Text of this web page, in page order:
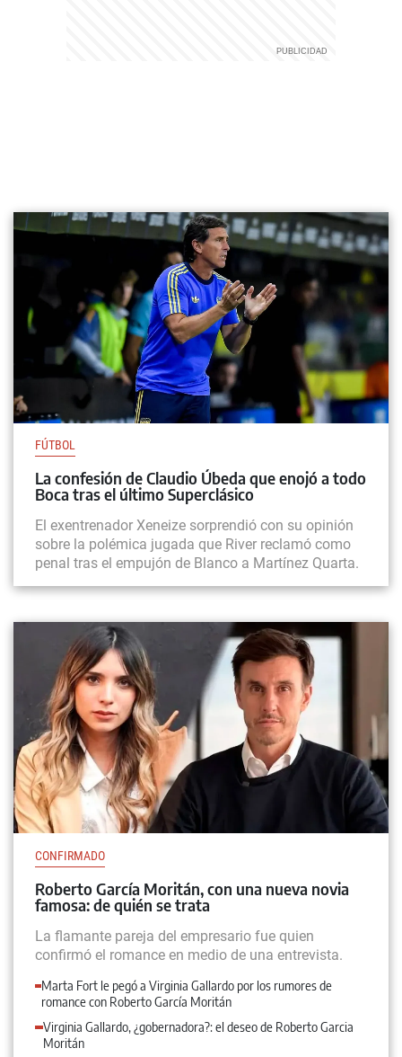
FÚTBOL
La confesión de Claudio Úbeda que enojó a todo
Boca tras el último Superclásico
El exentrenador Xeneize sorprendió con su opinión
sobre la polémica jugada que River reclamó como
penal tras el empujón de Blanco a Martínez Quarta.
CONFIRMADO
Roberto García Moritán, con una nueva novia
famosa: de quién se trata
La flamante pareja del empresario fue quien
confirmó el romance en medio de una entrevista.
Marta Fort le pegó a Virginia Gallardo por los rumores de
romance con Roberto García Moritán
Virginia Gallardo, ¿gobernadora?: el deseo de Roberto Garcia
Moritán